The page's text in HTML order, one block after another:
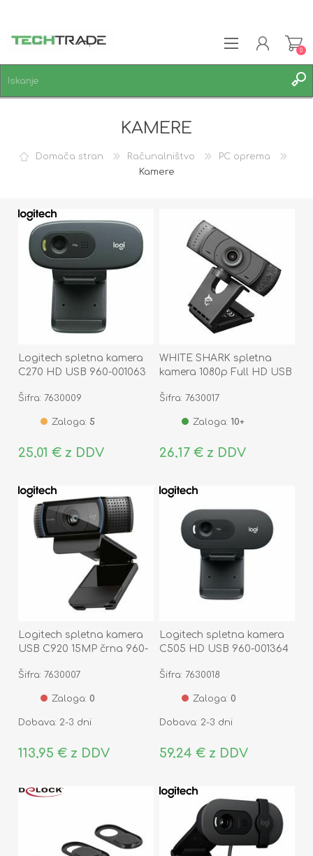
0
KAMERE
Domača stran Računalništvo
PC oprema
Kamere
Logitech spletna kamera
C270 HD USB 960-001063
Šifra: 7630009
Zaloga: 5
25,01 € z DDV
WHITE SHARK spletna
kamera 1080p Full HD USB
Šifra: 7630017
Zaloga: 10+
26,17 € z DDV
Logitech spletna kamera
USB C920 15MP črna 960-
Šifra: 7630007
Zaloga: 0
Dobava: 2-3 dni
113,95 € z DDV
Logitech spletna kamera
C505 HD USB 960-001364
Šifra: 7630018
Zaloga: 0
Dobava: 2-3 dni
59,24 € z DDV